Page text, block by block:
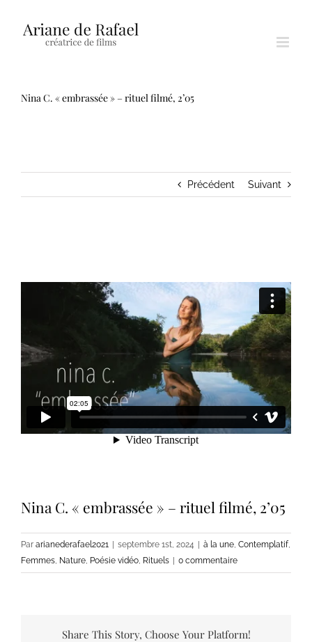
Nina C. « embrassée » – rituel filmé, 2’05
Précédent Suivant
Nina C. « embrassée » – rituel filmé, 2’05
Par arianederafael2021 septembre 1st, 2024 à la une, Contemplatif,
Femmes, Nature, Poésie vidéo, Rituels 0 commentaire
Share This Story, Choose Your Platform!